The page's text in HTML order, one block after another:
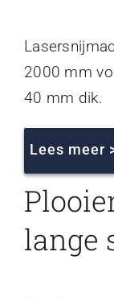
2000 mm
40 mm dik.
Lees meer
lange